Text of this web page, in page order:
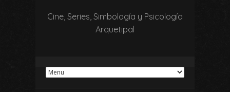
Cine, Series, Simbología y Psicología
Arquetipal